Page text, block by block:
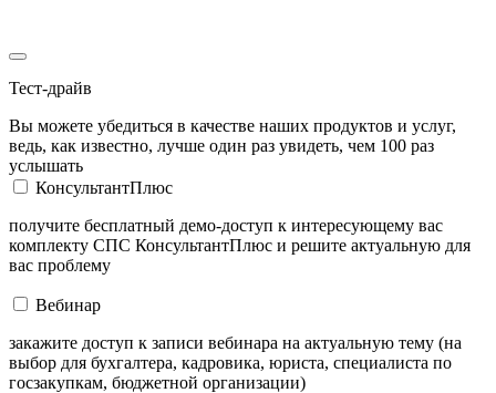
Тест-драйв
Вы можете убедиться в качестве наших продуктов и услуг,
ведь, как известно, лучше один раз увидеть, чем 100 раз
услышать
КонсультантПлюс
получите бесплатный демо-доступ к интересующему вас
комплекту СПС КонсультантПлюс и решите актуальную для
вас проблему
Вебинар
закажите доступ к записи вебинара на актуальную тему (на
выбор для бухгалтера, кадровика, юриста, специалиста по
госзакупкам, бюджетной организации)